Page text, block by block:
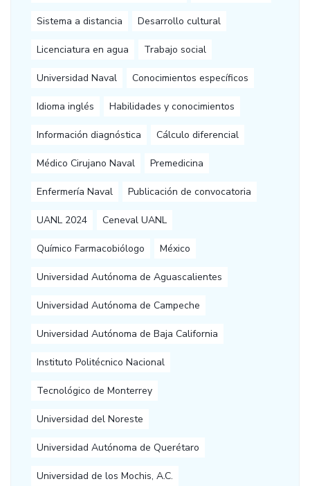
Sistema a distancia Desarrollo cultural
Licenciatura en agua Trabajo social
Universidad Naval Conocimientos específicos
Idioma inglés Habilidades y conocimientos
Información diagnóstica Cálculo diferencial
Médico Cirujano Naval Premedicina
Enfermería Naval Publicación de convocatoria
UANL 2024 Ceneval UANL
Químico Farmacobiólogo México
Universidad Autónoma de Aguascalientes
Universidad Autónoma de Campeche
Universidad Autónoma de Baja California
Instituto Politécnico Nacional
Tecnológico de Monterrey
Universidad del Noreste
Universidad Autónoma de Querétaro
Universidad de los Mochis, A.C.